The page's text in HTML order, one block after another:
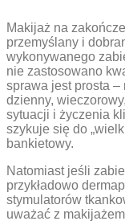
Makijaż na
przemyślany i
wykonywanego
nie zastosowano
sprawa jest prosta
dzienny,
sytuacji i życzenia
szykuje się do
bankietowy.
Natomiast jeśli
przykładowo
stymulatorów
uważać z